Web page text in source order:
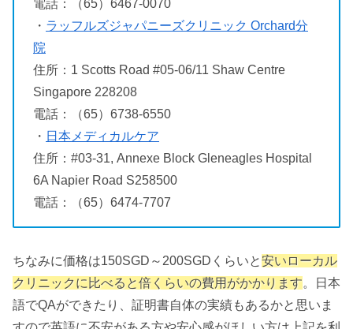
電話：（65）6467-0070
・ ラッフルズジャパニーズクリニック Orchard分
院
住所：1 Scotts Road #05-06/11 Shaw Centre
Singapore 228208
電話：（65）6738-6550
・ 日本メディカルケア
住所：#03-31, Annexe Block Gleneagles Hospital
6A Napier Road S258500
電話：（65）6474-7707
ちなみに価格は150SGD～200SGDくらいと安いローカル
クリニックに比べると倍くらいの費用がかかります。日本
語でQAができたり、証明書自体の実績もあるかと思いま